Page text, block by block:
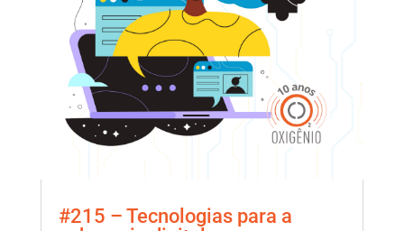
#215 – Tecnologias para a